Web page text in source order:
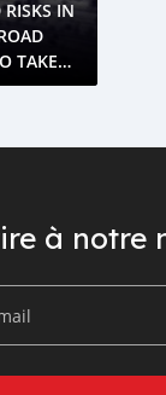
IN
TAKE
à notre